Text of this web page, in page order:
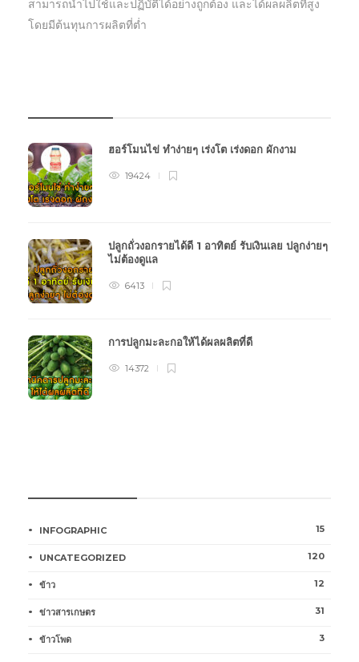
สามารถนำไปใช้และปฏิบัตืได้อย่างถูกต้อง และได้ผลผลิตที่สูง
โดยมีต้นทุนการผลิตที่ต่ำ
ฮอร์โมนไข่ ทำง่ายๆ เร่งโต เร่งดอก ผักงาม
19424
ปลูกถั่วงอกรายได้ดี 1 อาทิตย์ รับเงินเลย ปลูกง่ายๆ
ไม่ต้องดูแล
6413
การปลูกมะละกอให้ได้ผลผลิตที่ดี
14372
INFOGRAPHIC 15
UNCATEGORIZED 120
ข้าว 12
ข่าวสารเกษตร 31
ข้าวโพด 3